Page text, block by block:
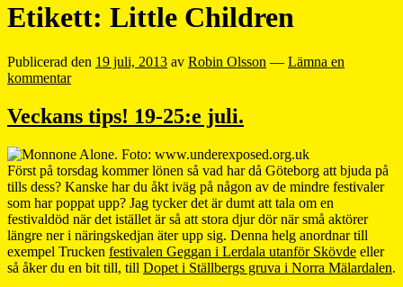
Etikett: Little Children
Publicerad den 19 juli, 2013 av Robin Olsson — Lämna en
kommentar
Veckans tips! 19-25:e juli.
Först på torsdag kommer lönen så vad har då Göteborg att bjuda på
tills dess? Kanske har du åkt iväg på någon av de mindre festivaler
som har poppat upp? Jag tycker det är dumt att tala om en
festivaldöd när det istället är så att stora djur dör när små aktörer
längre ner i näringskedjan äter upp sig. Denna helg anordnar till
exempel Trucken festivalen Geggan i Lerdala utanför Skövde eller
så åker du en bit till, till Dopet i Ställbergs gruva i Norra Mälardalen.